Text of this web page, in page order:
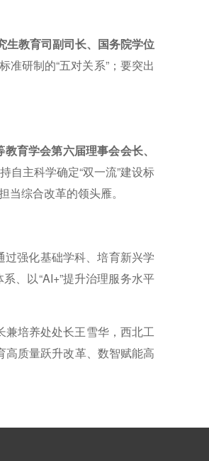
生教育司副司长、国务院学位
准研制的“五对关系”；要突出
教育学会第六届理事会会长、
自主科学确定“双一流”建设标
综合改革的领头雁。
强化基础学科、培育新兴学
、以“AI+”提升治理服务水平
培养处处长王雪华，西北工
质量跃升改革、数智赋能高